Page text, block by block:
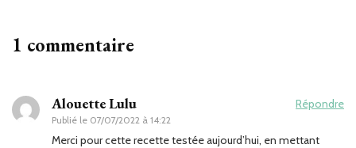
1 commentaire
Alouette Lulu
Publié le 07/07/2022 à 14:22
Répondre
Merci pour cette recette testée aujourd’hui, en mettant